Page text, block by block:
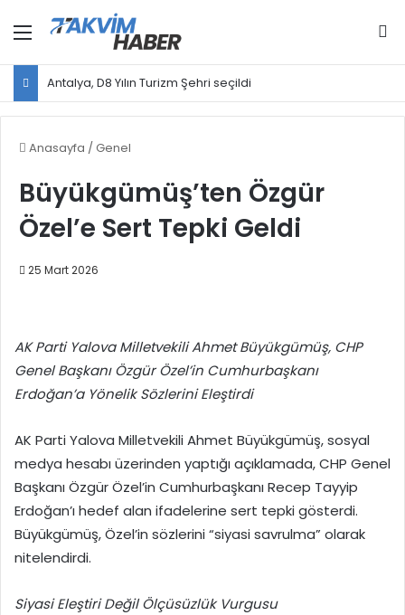
Menü
Antalya, D8 Yılın Turizm Şehri seçildi
Anasayfa / Genel
Büyükgümüş’ten Özgür
Özel’e Sert Tepki Geldi
25 Mart 2026
AK Parti Yalova Milletvekili Ahmet Büyükgümüş, CHP
Genel Başkanı Özgür Özel’in Cumhurbaşkanı
Erdoğan’a Yönelik Sözlerini Eleştirdi
AK Parti Yalova Milletvekili Ahmet Büyükgümüş, sosyal
medya hesabı üzerinden yaptığı açıklamada, CHP Genel
Başkanı Özgür Özel’in Cumhurbaşkanı Recep Tayyip
Erdoğan’ı hedef alan ifadelerine sert tepki gösterdi.
Büyükgümüş, Özel’in sözlerini “siyasi savrulma” olarak
nitelendirdi.
Siyasi Eleştiri Değil Ölçüsüzlük Vurgusu